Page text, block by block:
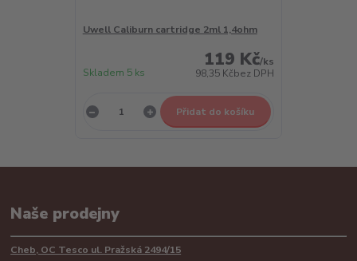
Uwell Caliburn cartridge 2ml 1,4ohm
119 Kč/ks
98,35 Kčbez DPH
Skladem 5 ks
Přidat do košíku
Naše prodejny
Cheb, OC Tesco ul. Pražská 2494/15